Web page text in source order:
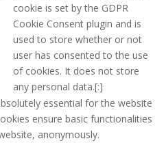
cookie is set by the GDPR
Cookie Consent plugin and is
used to store whether or not
user has consented to the use
of cookies. It does not store
any personal data.[:]
essential for the website
ensure basic functionalities
anonymously.